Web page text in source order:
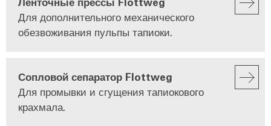
Для дополнительного механического
обезвоживания пульпы тапиоки.
Сопловой сепаратор Flottweg
Для промывки и сгущения тапиокового
крахмала.